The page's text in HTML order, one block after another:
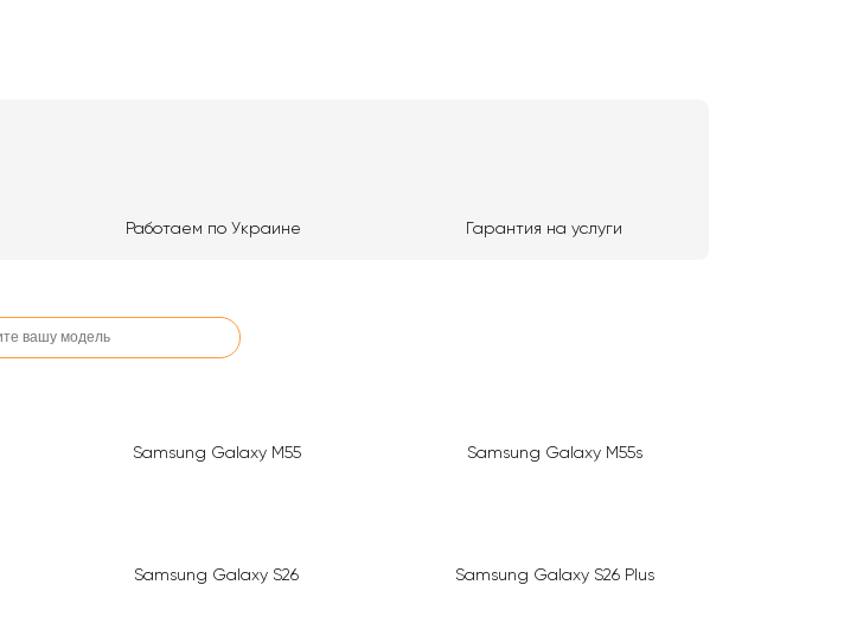
Работаем по Украине Гарантия на услуги
Samsung Galaxy M55 Samsung Galaxy M55s
Samsung Galaxy S26 Samsung Galaxy S26 Plus